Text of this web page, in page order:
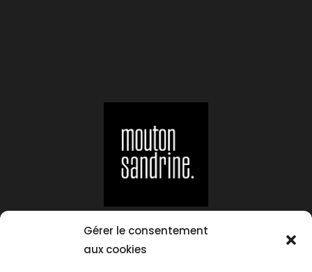
Gérer le consentement
aux cookies
Suivez-moi sur :